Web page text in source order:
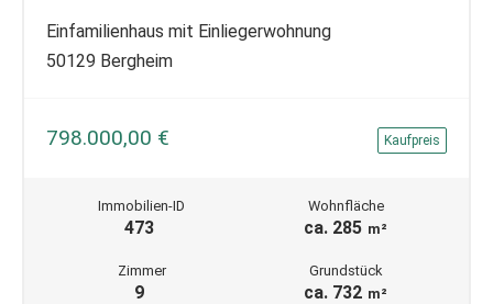
Einfamilienhaus mit Einliegerwohnung
50129 Bergheim
798.000,00 € Kaufpreis
Immobilien-ID
473
Wohnfläche
ca. 285 m²
Zimmer
9
Grundstück
ca. 732 m²